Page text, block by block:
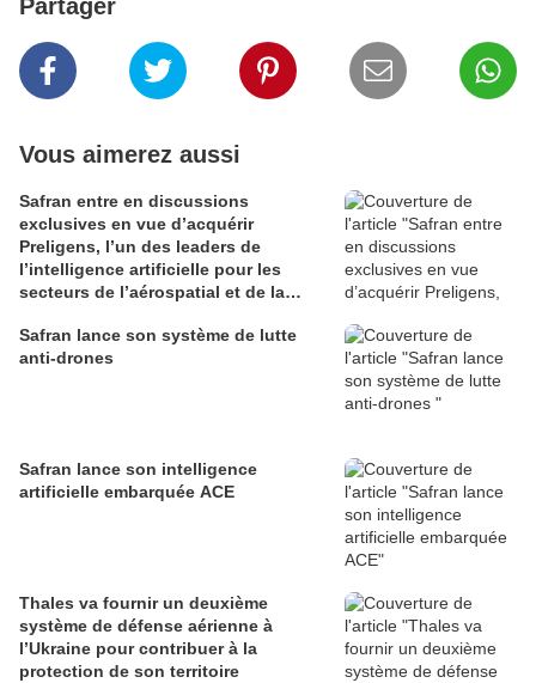
Partager
Vous aimerez aussi
Safran entre en discussions
exclusives en vue d’acquérir
Preligens, l’un des leaders de
l’intelligence artificielle pour les
secteurs de l’aérospatial et de la
Safran lance son système de lutte
anti-drones
Safran lance son intelligence
artificielle embarquée ACE
Thales va fournir un deuxième
système de défense aérienne à
l’Ukraine pour contribuer à la
protection de son territoire